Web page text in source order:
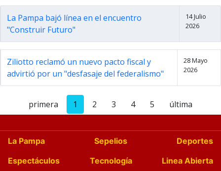
La Pampa bajó línea en el encuentro
"Construir Futuro"
14 Julio
2026
Ziliotto reclamó un nuevo pacto fiscal y
advirtió por un "desfasaje del federalismo"
28 Mayo
2026
primera 1 2 3 4 5 última
La Pampa Sepelios
Deportes
Espectáculos
Tecnología
Linea Abierta